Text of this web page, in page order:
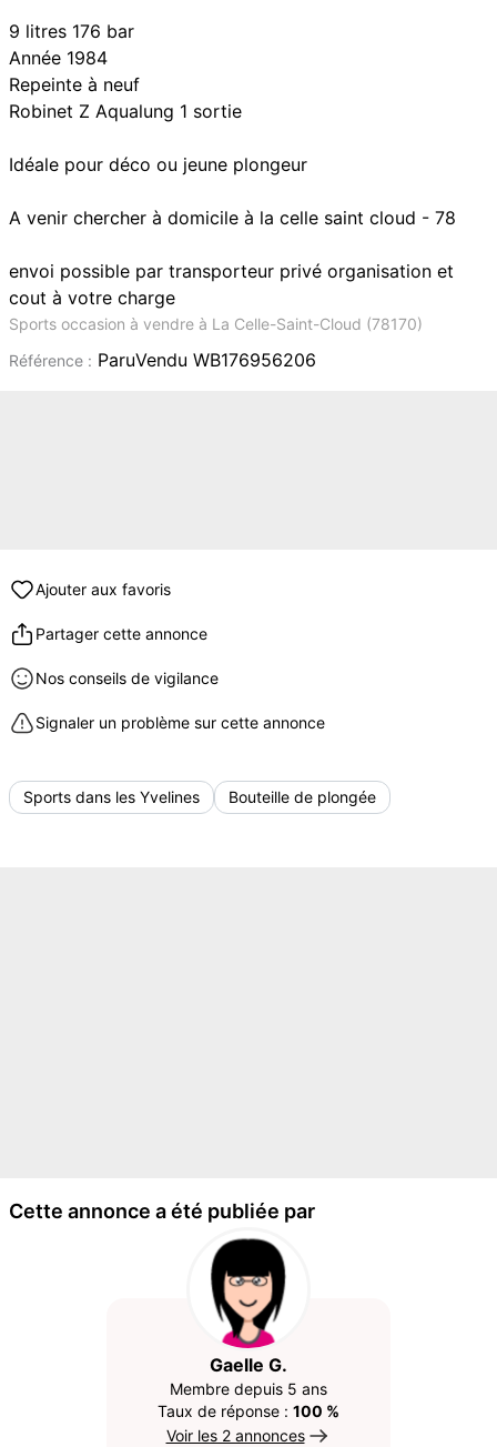
9 litres 176 bar
Année 1984
Repeinte à neuf
Robinet Z Aqualung 1 sortie
Idéale pour déco ou jeune plongeur
A venir chercher à domicile à la celle saint cloud - 78
envoi possible par transporteur privé organisation et
cout à votre charge
Sports occasion à vendre à La Celle-Saint-Cloud (78170)
Référence : ParuVendu WB176956206
Ajouter aux favoris
Partager cette annonce
Nos conseils de vigilance
Signaler un problème sur cette annonce
Sports dans les Yvelines Bouteille de plongée
Cette annonce a été publiée par
Gaelle G.
Membre depuis 5 ans
Taux de réponse : 100 %
Voir les 2 annonces